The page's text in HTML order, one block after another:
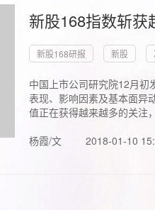
新股168指数斩
新股168研报 新股
中国上市公司研究院12月初
表现、影响因素及基本面异
值正在获得越来越多的关注
杨霞/文
2018-01-10